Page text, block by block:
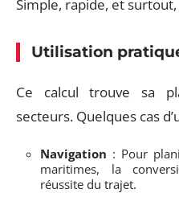
Simple, rapide, et
Utilisation
Ce calcul trouve sa
secteurs. Quelques cas
Navigation : Pour
maritimes, la
réussite du trajet.